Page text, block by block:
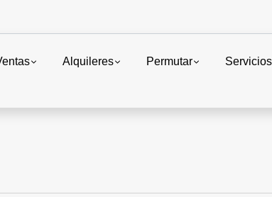
Alquileres Permutar Servicios